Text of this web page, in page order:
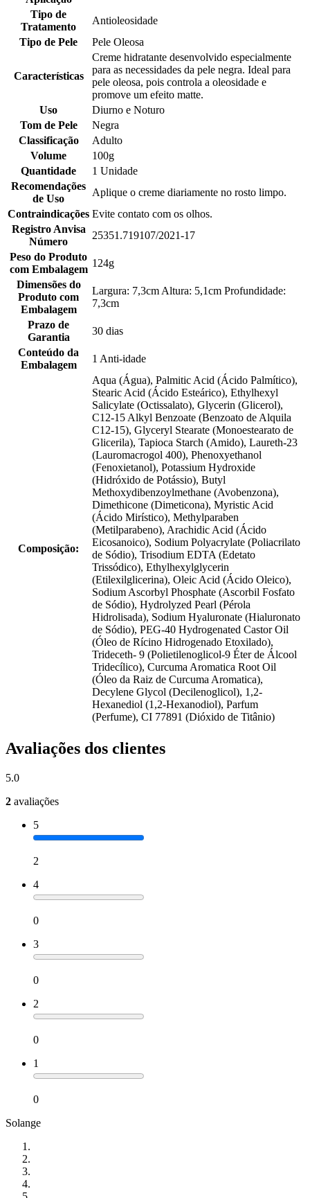
Tipo de
Tratamento
Antioleosidade
Tipo de Pele
Pele Oleosa
Características
Creme hidratante desenvolvido especialmente
para as necessidades da pele negra. Ideal para
pele oleosa, pois controla a oleosidade e
promove um efeito matte.
Uso
Diurno e Noturo
Tom de Pele
Negra
Classificação
Adulto
Volume
100g
Quantidade
1 Unidade
Recomendações
de Uso
Aplique o creme diariamente no rosto limpo.
Contraindicações Evite contato com os olhos.
Registro Anvisa
Número
25351.719107/2021-17
Peso do Produto
com Embalagem
124g
Dimensões do
Produto com
Embalagem
Largura: 7,3cm Altura: 5,1cm Profundidade:
7,3cm
Prazo de
Garantia
30 dias
Conteúdo da
Embalagem
1 Anti-idade
Composição:
Aqua (Água), Palmitic Acid (Ácido Palmítico),
Stearic Acid (Ácido Esteárico), Ethylhexyl
Salicylate (Octissalato), Glycerin (Glicerol),
C12-15 Alkyl Benzoate (Benzoato de Alquila
C12-15), Glyceryl Stearate (Monoestearato de
Glicerila), Tapioca Starch (Amido), Laureth-23
(Lauromacrogol 400), Phenoxyethanol
(Fenoxietanol), Potassium Hydroxide
(Hidróxido de Potássio), Butyl
Methoxydibenzoylmethane (Avobenzona),
Dimethicone (Dimeticona), Myristic Acid
(Ácido Mirístico), Methylparaben
(Metilparabeno), Arachidic Acid (Ácido
Eicosanoico), Sodium Polyacrylate (Poliacrilato
de Sódio), Trisodium EDTA (Edetato
Trissódico), Ethylhexylglycerin
(Etilexilglicerina), Oleic Acid (Ácido Oleico),
Sodium Ascorbyl Phosphate (Ascorbil Fosfato
de Sódio), Hydrolyzed Pearl (Pérola
Hidrolisada), Sodium Hyaluronate (Hialuronato
de Sódio), PEG-40 Hydrogenated Castor Oil
(Óleo de Rícino Hidrogenado Etoxilado),
Trideceth- 9 (Polietilenoglicol-9 Éter de Álcool
Tridecílico), Curcuma Aromatica Root Oil
(Óleo da Raiz de Curcuma Aromatica),
Decylene Glycol (Decilenoglicol), 1,2-
Hexanediol (1,2-Hexanodiol), Parfum
(Perfume), CI 77891 (Dióxido de Titânio)
Avaliações dos clientes
5.0
2 avaliações
5
2
4
0
3
0
2
0
1
0
Solange